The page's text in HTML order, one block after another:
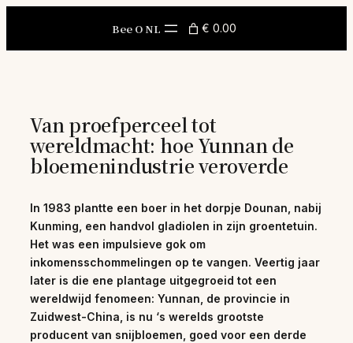
Bee O NL € 0.00
Van proefperceel tot
wereldmacht: hoe Yunnan de
bloemenindustrie veroverde
In 1983 plantte een boer in het dorpje Dounan, nabij
Kunming, een handvol gladiolen in zijn groentetuin.
Het was een impulsieve gok om
inkomensschommelingen op te vangen. Veertig jaar
later is die ene plantage uitgegroeid tot een
wereldwijd fenomeen: Yunnan, de provincie in
Zuidwest-China, is nu ‘s werelds grootste
producent van snijbloemen, goed voor een derde